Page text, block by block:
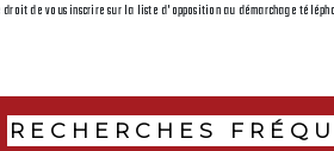
de vous inscrire sur la liste d'opposition au démarchage
RECHERCHES